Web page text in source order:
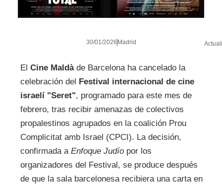
30/01/2026 Madrid
El Cine Maldàde Barcelona ha cancelado la
celebración del Festival internacional de cine
israelí "Seret", programado para este mes de
febrero, tras recibir amenazas de colectivos
propalestinos agrupados en la coalición Prou
Complicitat amb Israel (CPCI). La decisión,
confirmada a Enfoque Judíopor los
organizadores del Festival, se produce después
de que la sala barcelonesa recibiera una carta en